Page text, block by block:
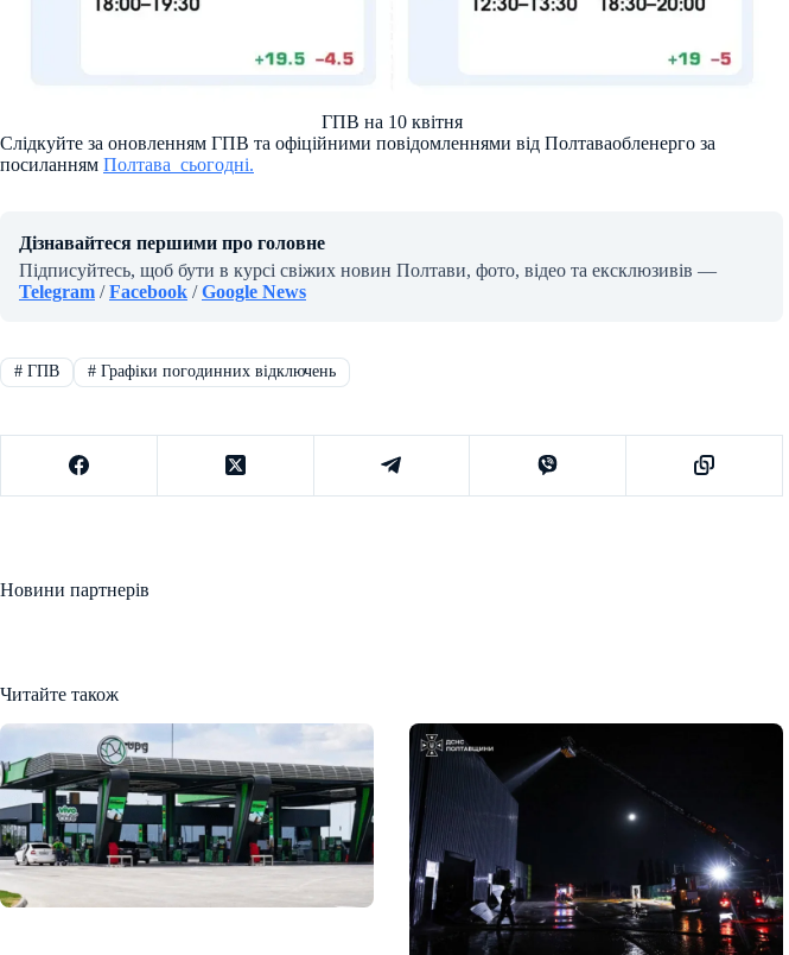
ГПВ на 10 квітня
Слідкуйте за оновленням ГПВ та офіційними повідомленнями від Полтаваобленерго за
посиланням Полтава_сьогодні.
Дізнавайтеся першими про головне
Підписуйтесь, щоб бути в курсі свіжих новин Полтави, фото, відео та ексклюзивів —
Telegram /Facebook /Google News
#ГПВ #Графіки погодинних відключень
Новини партнерів
Читайте також